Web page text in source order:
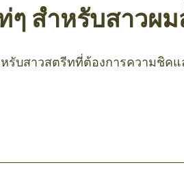
ๆ สำหรับสาวผ
รับสาวสตรีทที่ต้องการความชิค